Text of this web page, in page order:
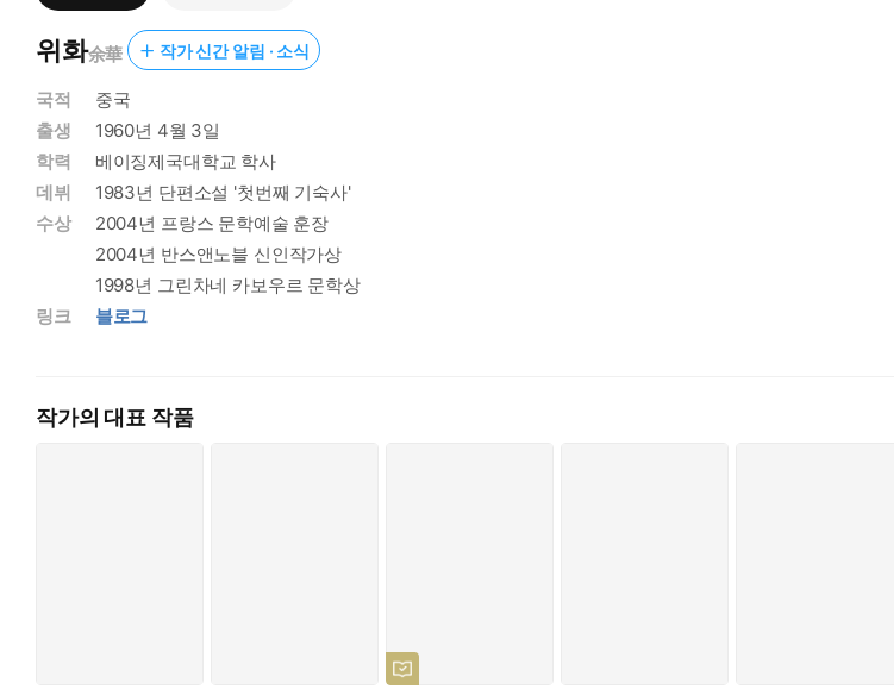
위화余華 작가 신간 알림 · 소식
국적
중국
출생
1960년 4월 3일
학력
베이징제국대학교 학사
데뷔
1983년 단편소설 '첫번째 기숙사'
수상
2004년 프랑스 문학예술 훈장
2004년 반스앤노블 신인작가상
1998년 그린차네 카보우르 문학상
링크
블로그
작가의 대표 작품